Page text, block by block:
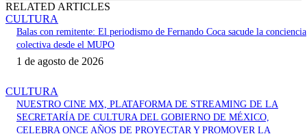
RELATED ARTICLES
CULTURA
Balas con remitente: El periodismo de Fernando Coca sacude la conciencia
colectiva desde el MUPO
1 de agosto de 2026
CULTURA
NUESTRO CINE MX, PLATAFORMA DE STREAMING DE LA
SECRETARÍA DE CULTURA DEL GOBIERNO DE MÉXICO,
CELEBRA ONCE AÑOS DE PROYECTAR Y PROMOVER LA